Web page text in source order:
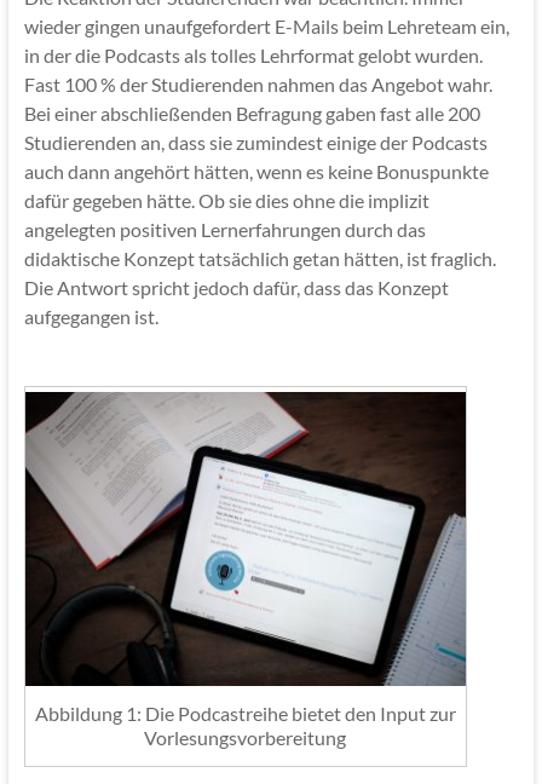
wieder gingen unaufgefordert E-Mails beim Lehreteam ein,
in der die Podcasts als tolles Lehrformat gelobt wurden.
Fast 100 % der Studierenden nahmen das Angebot wahr.
Bei einer abschließenden Befragung gaben fast alle 200
Studierenden an, dass sie zumindest einige der Podcasts
auch dann angehört hätten, wenn es keine Bonuspunkte
dafür gegeben hätte. Ob sie dies ohne die implizit
angelegten positiven Lernerfahrungen durch das
didaktische Konzept tatsächlich getan hätten, ist fraglich.
Die Antwort spricht jedoch dafür, dass das Konzept
aufgegangen ist.
Abbildung 1: Die Podcastreihe bietet den Input zur
Vorlesungsvorbereitung